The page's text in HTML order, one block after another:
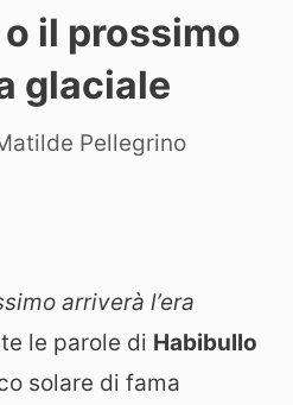
o il prossimo
glaciale
Pellegrino
arriverà l’era
le parole di Habibullo
solare di fama